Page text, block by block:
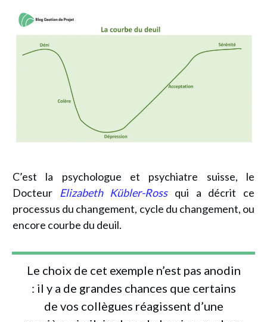
C’est la psychologue et psychiatre suisse, le
Docteur
Elizabeth Kübler-Rossqui a décrit ce
processus du changement, cycle du changement, ou
encore courbe du deuil.
Le choix de cet exemple n’est pas anodin
: il y a de grandes chances que certains
de vos collègues réagissent d’une